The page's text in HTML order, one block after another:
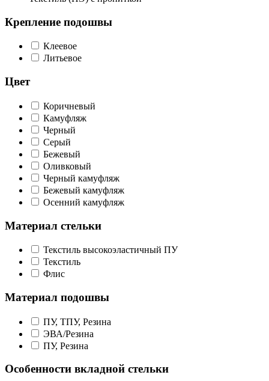
Крепление подошвы
Клеевое
Литьевое
Цвет
Коричневый
Камуфляж
Черный
Серый
Бежевый
Оливковый
Черный камуфляж
Бежевый камуфляж
Осенний камуфляж
Материал стельки
Текстиль высокоэластичный ПУ
Текстиль
Флис
Материал подошвы
ПУ, ТПУ, Резина
ЭВА/Резина
ПУ, Резина
Особенности вкладной стельки